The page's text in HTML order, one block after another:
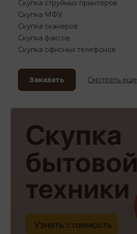
Скупка струйных принтеров
Скупка МФУ
Скупка сканеров
Скупка факсов
Скупка офисных телефонов
Заказать Смотреть еще